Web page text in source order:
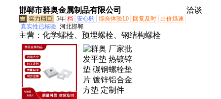
邯郸市群奥金属制品有限公司
洽谈
5年 档 安心购 综合体验L0 回复及时 出价迅速
真实性已核验 河北邯郸
主营： 化学螺栓、预埋螺栓、钢结构螺栓